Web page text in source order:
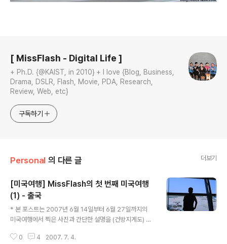
[ MissFlash - Digital Life ]
+ Ph.D. {@KAIST, in 2010} + I love {Blog, Business,
Drama, DSLR, Flash, Movie, PDA, Research,
Review, Web, etc}
구독하기
Personal 의 다른 글 더보기
[미국여행] MissFlash의 첫 번째 미국여행
(1) - 출국
* 본 포스트는 2007년 6월 14일부터 6월 27일까지의
미국여행에서 찍은 사진과 간단한 설명을 (건방지게도) 반
나까지 기쁜 마음으로 포스팅했으니 촌놈이라 무시하지 말
0 4 2007. 7. 4.